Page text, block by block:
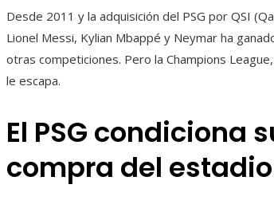
Desde 2011 y la adquisición del PSG por QSI
Lionel Messi, Kylian Mbappé y Neymar ha
otras competiciones. Pero la Champions
le escapa.
El PSG condiciona
compra del estadio